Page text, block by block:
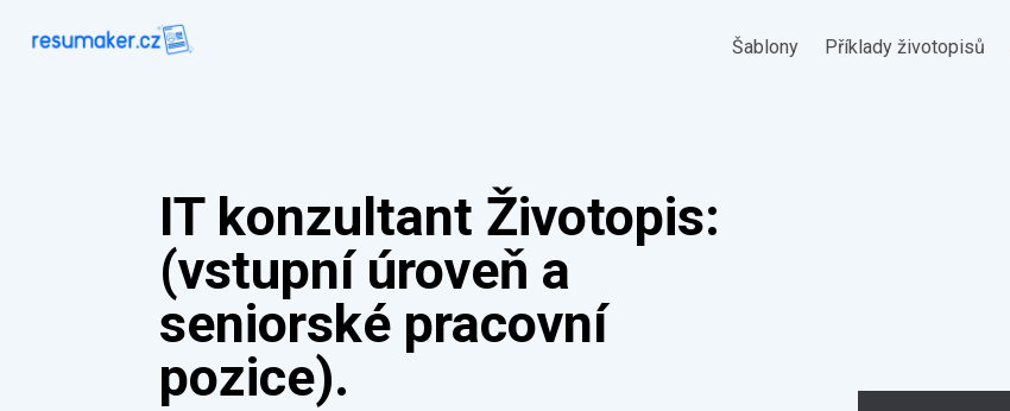
Šablony Příklady životopisů
IT konzultant Životopis:
(vstupní úroveň a
seniorské pracovní
pozice).